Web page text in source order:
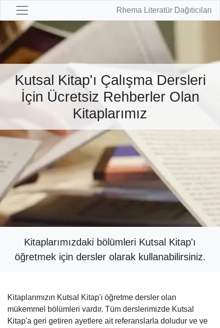
Rhema Literatür Dağıtıcıları
Kutsal Kitap'ı Çalışma Dersleri
İçin Ücretsiz Rehberler Olan
Kitaplarımız
Kitaplarımızdaki bölümleri Kutsal Kitap'ı
öğretmek için dersler olarak kullanabilirsiniz.
Kitaplarımızın Kutsal Kitap'ı öğretme dersler olan
mükemmel bölümleri vardır. Tüm derslerimizde Kutsal
Kitap'a geri getiren ayetlere ait referanslarla doludur ve ve